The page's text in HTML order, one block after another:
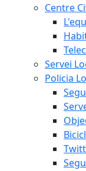
Centre
Servei
Policia